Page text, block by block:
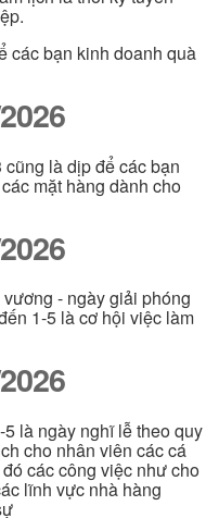
các bạn kinh doanh quà
là dịp để các bạn
mặt hàng dành cho
- ngày giải phóng
1-5 là cơ hội việc làm
là ngày nghĩ lễ theo quy
cho nhân viên các cá
các công việc như cho
lĩnh vực nhà hàng